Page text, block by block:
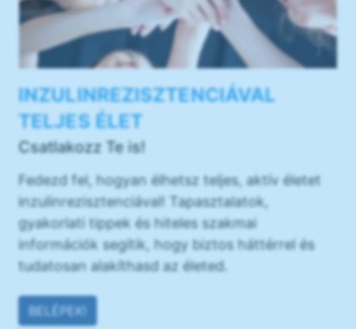
INZULINREZISZTENCIÁVAL
TELJES ÉLET
Csatlakozz Te is!
Fedezd fel, hogyan élhetsz teljes, aktív életet
inzulinrezisztenciával! Tapasztalatok,
gyakorlati tippek és hiteles szakmai
információk segítik, hogy biztos háttérrel és
tudatosan alakíthasd az életed.
BELÉPEK!